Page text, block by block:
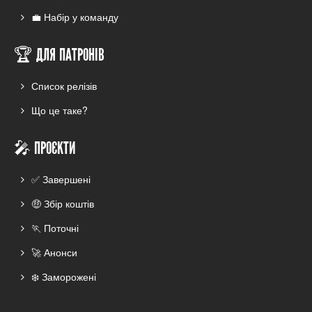
💼 Набір у команду
🏆 ДЛЯ ПАТРОНІВ
Список релізів
Що це таке?
🎤 ПРОЄКТИ
✅ Завершені
🤑 Збір коштів
🏃 Поточні
🚀 Анонси
❄️ Заморожені